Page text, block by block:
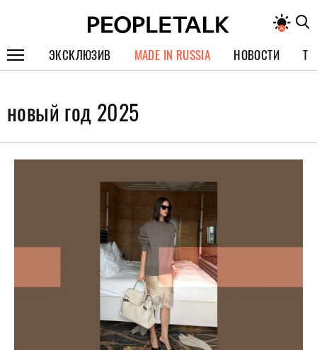
ЭКСКЛЮЗИВ
СПЕЦПРОЕКТЫ
ИНТЕРВЬЮ
MADE IN RUSSIA НОВОСТИ
новый год 2025